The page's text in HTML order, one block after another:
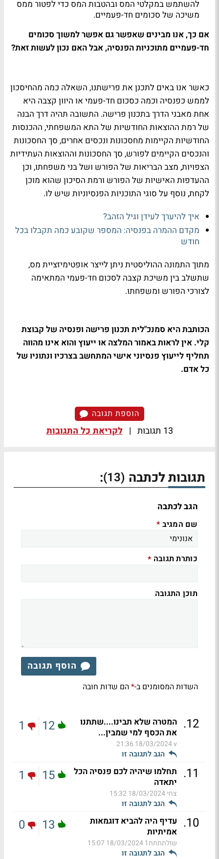
להשתמש במקלטי המס ובהטבות המס כדי לפטור ממס
משיכה של סכומים חד-פעמיים.
אם כך, אנו מבינים שאפשר גם אפשר למשוך סכומים
חד-פעמיים מתוכניות הפנסיה, אבל האם נכון לעשות זאת?
כאשר אנו באים לתכנן את פרישתנו, השאלה כמה מהחיסכון
לממש כפנסיה וכמה כסכום חד-פעמי או היוון קצבה היא
אחת מאבני הדרך בתכנון פרישה. התשובה תהיה דרך הבנה
של רמת ההוצאות החודשיות של התא המשפחתי, ההכנסות
החודשיות הקיימות מחסכונות ונכסים אחרים, סך החסכונות
והנכסים הקיימים לפורש, סך החסכונות וההוצאות העתידיות
הצפויות, מצב הבריאות של הפורש ושל בני משפחתו, וכן
ההעדפות האישיות של הפורש ורמת הסיכון שהוא מוכן
לקחת, נוסף על סוגי התוכניות הפנסיוניות שיש לו.
איך להיערך לעידן וגיל הזהב?
מקדם ההמרה בפנסיה: המספר שקובע כמה תקבלו בכל
חודש
מתוך התמונה ההוליסטית ניתן לייצר אופטימיזציית מס,
שתשלב בין משיכת קצבה לסכום חד-פעמי המתאימה
לצורכי הפורש ומשפחתו.
הכותבת היא סמנכ"לית תכנון פרישה ופנסיה של קבוצת
קלי. אין לראות באמור המלצה או ייעוץ והוא אינו מהווה
תחליף לייעוץ פנסיוני אישי המתחשב בצרכיו ונתוניו של
כל אדם.
הוספת תגובה
13 תגובות | לקריאת כל התגובות
תגובות לכתבה (13)
:
הגב לכתבה
שם המגיב *
כותרת תגובה *
תוכן התגובה
הוסף תגובה
השדות המסומנים ב-*הם שדות חובה
12
. המטרה שלא תבינו....שתתנו
את הכסף למי שמבין...
v
18/03/2024 21:36
הגב לתגובה זו
12
1
11
. תחלמו שיהיה לכם פנסיה הכל
יתאדה
צחי18/03/2024 15:32
הגב לתגובה זו
15
1
10
. עדיף היה להביא דוגמאות
אמיתיות
שולתתתת1 18/03/2024 15:07
הגב לתגובה זו
13
0